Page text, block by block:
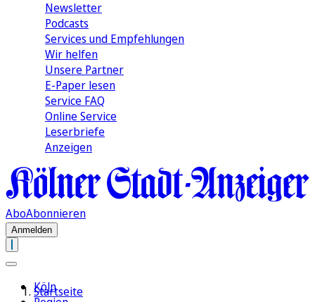
Newsletter
Podcasts
Services und Empfehlungen
Wir helfen
Unsere Partner
E-Paper lesen
Service FAQ
Online Service
Leserbriefe
Anzeigen
AboAbonnieren
Anmelden
Köln
Startseite